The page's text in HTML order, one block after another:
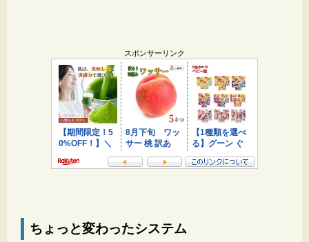
スポンサーリンク
ちょっと変わったシステム